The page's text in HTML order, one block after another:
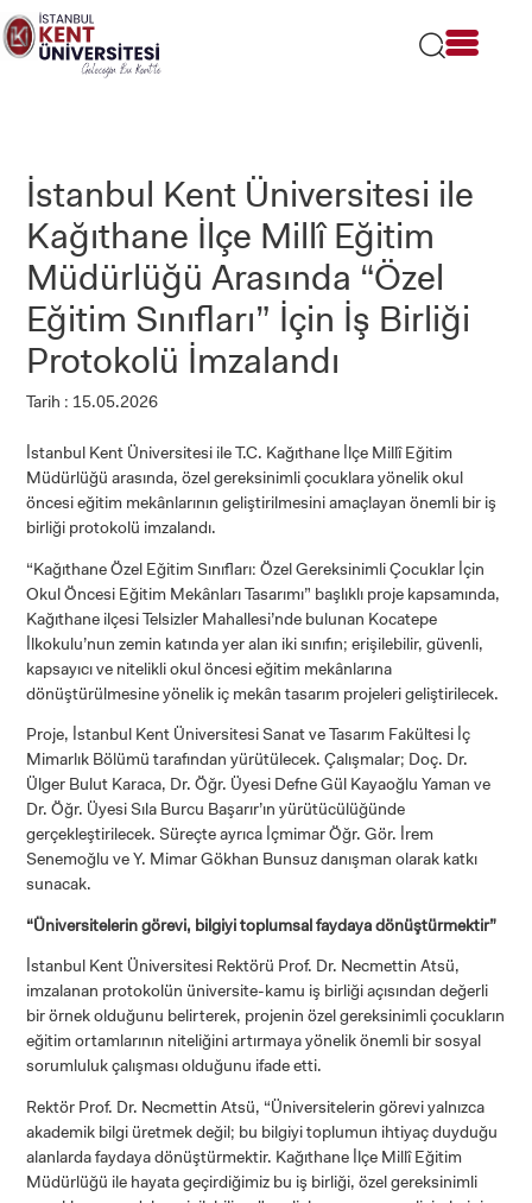
Lütfen
dikkat:
Bu
sistemi
içerir.İstanbul Kent Üniversitesi ile
Kağıthane İlçe Millî Eğitim
Müdürlüğü Arasında “Özel
Eğitim Sınıfları” İçin İş Birliği
Protokolü İmzalandı
Tarih : 15.05.2026
İstanbul Kent Üniversitesi ile T.C. Kağıthane İlçe Millî Eğitim
Müdürlüğü arasında, özel gereksinimli çocuklara yönelik okul
öncesi eğitim mekânlarının geliştirilmesini amaçlayan önemli bir iş
birliği protokolü imzalandı.
“Kağıthane Özel Eğitim Sınıfları: Özel Gereksinimli Çocuklar İçin
Okul Öncesi Eğitim Mekânları Tasarımı” başlıklı proje kapsamında,
Kağıthane ilçesi Telsizler Mahallesi’nde bulunan Kocatepe
İlkokulu’nun zemin katında yer alan iki sınıfın; erişilebilir, güvenli,
kapsayıcı ve nitelikli okul öncesi eğitim mekânlarına
dönüştürülmesine yönelik iç mekân tasarım projeleri geliştirilecek.
Proje, İstanbul Kent Üniversitesi Sanat ve Tasarım Fakültesi İç
Mimarlık Bölümü tarafından yürütülecek. Çalışmalar; Doç. Dr.
Ülger Bulut Karaca, Dr. Öğr. Üyesi Defne Gül Kayaoğlu Yaman ve
Dr. Öğr. Üyesi Sıla Burcu Başarır’ın yürütücülüğünde
gerçekleştirilecek. Süreçte ayrıca İçmimar Öğr. Gör. İrem
Senemoğlu ve Y. Mimar Gökhan Bunsuz danışman olarak katkı
sunacak.
“Üniversitelerin görevi, bilgiyi toplumsal faydaya dönüştürmektir”
İstanbul Kent Üniversitesi Rektörü Prof. Dr. Necmettin Atsü,
imzalanan protokolün üniversite-kamu iş birliği açısından değerli
bir örnek olduğunu belirterek, projenin özel gereksinimli çocukların
eğitim ortamlarının niteliğini artırmaya yönelik önemli bir sosyal
sorumluluk çalışması olduğunu ifade etti.
Rektör Prof. Dr. Necmettin Atsü, “Üniversitelerin görevi yalnızca
akademik bilgi üretmek değil; bu bilgiyi toplumun ihtiyaç duyduğu
alanlarda faydaya dönüştürmektir. Kağıthane İlçe Millî Eğitim
Müdürlüğü ile hayata geçirdiğimiz bu iş birliği, özel gereksinimli